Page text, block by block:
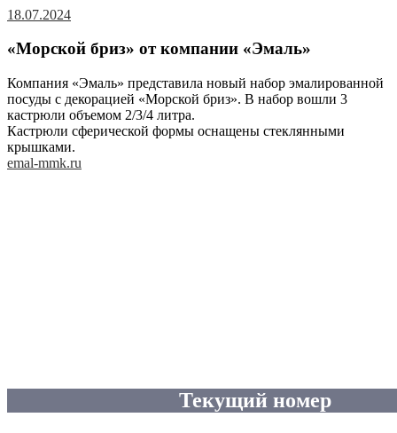
18.07.2024
«Морской бриз» от компании «Эмаль»
Компания «Эмаль» представила новый набор эмалированной
посуды с декорацией «Морской бриз». В набор вошли 3
кастрюли объемом 2/3/4 литра.
Кастрюли сферической формы оснащены стеклянными
крышками.
emal-mmk.ru
Текущий номер